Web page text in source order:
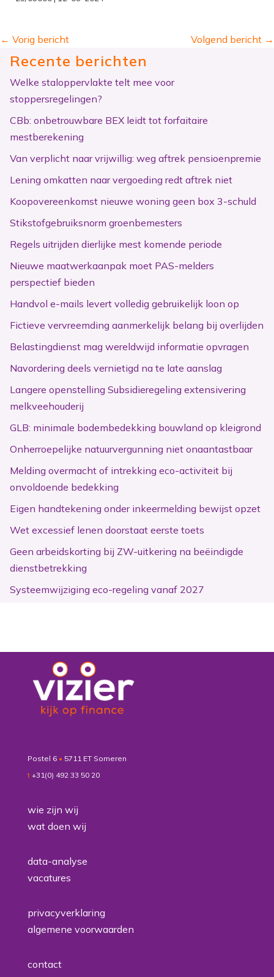
← Vorig bericht Volgend bericht →
Recente berichten
Welke staloppervlakte telt mee voor
stoppersregelingen?
CBb: onbetrouwbare BEX leidt tot forfaitaire
mestberekening
Van verplicht naar vrijwillig: weg aftrek pensioenpremie
Lening omkatten naar vergoeding redt aftrek niet
Koopovereenkomst nieuwe woning geen box 3-schuld
Stikstofgebruiksnorm groenbemesters
Regels uitrijden dierlijke mest komende periode
Nieuwe maatwerkaanpak moet PAS-melders
perspectief bieden
Handvol e-mails levert volledig gebruikelijk loon op
Fictieve vervreemding aanmerkelijk belang bij overlijden
Belastingdienst mag wereldwijd informatie opvragen
Navordering deels vernietigd na te late aanslag
Langere openstelling Subsidieregeling extensivering
melkveehouderij
GLB: minimale bodembedekking bouwland op kleigrond
Onherroepelijke natuurvergunning niet onaantastbaar
Melding overmacht of intrekking eco-activiteit bij
onvoldoende bedekking
Eigen handtekening onder inkeermelding bewijst opzet
Wet excessief lenen doorstaat eerste toets
Geen arbeidskorting bij ZW-uitkering na beëindigde
dienstbetrekking
Systeemwijziging eco-regeling vanaf 2027
Postel 6 • 5711 ET Someren
t +31(0) 492 33 50 20
wie zijn wij
wat doen wij
data-analyse
vacatures
privacyverklaring
algemene voorwaarden
contact